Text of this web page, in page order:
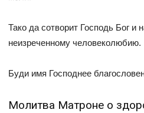
Тако да сотворит Господь Бог и
неизреченному человеколюбию.
Буди имя Господнее
Молитва Матроне о